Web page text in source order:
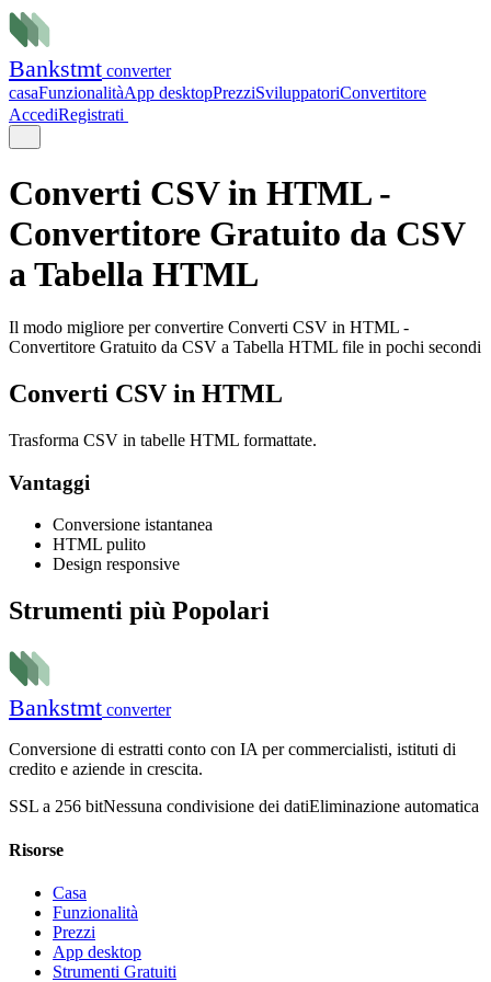
Bankstmt converter
casaFunzionalitàApp desktopPrezziSviluppatoriConvertitore
AccediRegistrati
Converti CSV in HTML -
Convertitore Gratuito da CSV
a Tabella HTML
Il modo migliore per convertire Converti CSV in HTML -
Convertitore Gratuito da CSV a Tabella HTML file in pochi secondi
Converti CSV in HTML
Trasforma CSV in tabelle HTML formattate.
Vantaggi
Conversione istantanea
HTML pulito
Design responsive
Strumenti più Popolari
Bankstmt converter
Conversione di estratti conto con IA per commercialisti, istituti di
credito e aziende in crescita.
SSL a 256 bitNessuna condivisione dei datiEliminazione automatica
Risorse
Casa
Funzionalità
Prezzi
App desktop
Strumenti Gratuiti